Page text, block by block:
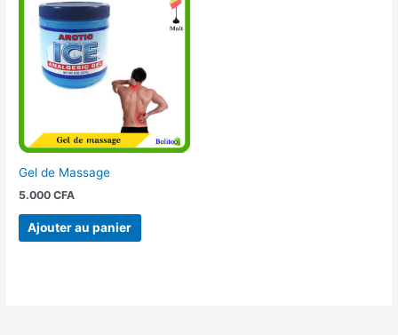
Gel de Massage
5.000CFA
Ajouter au panier